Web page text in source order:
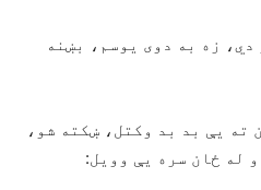
زه به دوی یوسم، بښنه
ته یې بد بد وکتل، ښکته شو،
له ځان سره یې وویل: